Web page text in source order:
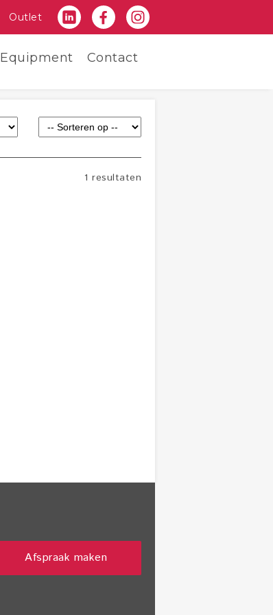
Outlet
Equipment Contact
1 resultaten
Afspraak maken